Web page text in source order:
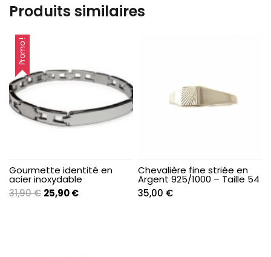
Produits similaires
Promo !
Gourmette identité en
acier inoxydable
31,90€ Le
25,90€Le
Chevalière fine striée en
Argent 925/1000 – Taille 54
35,00 €